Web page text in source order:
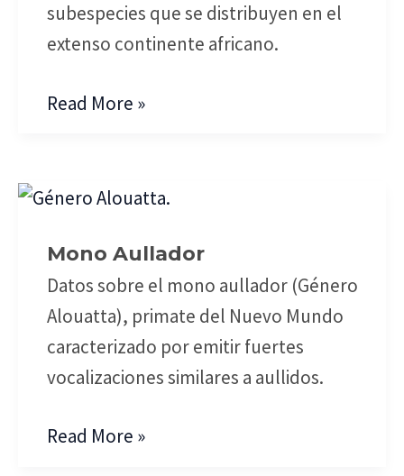
subespecies que se distribuyen en el
extenso continente africano.
Read More »
Mono Aullador
Datos sobre el mono aullador (Género
Alouatta), primate del Nuevo Mundo
caracterizado por emitir fuertes
vocalizaciones similares a aullidos.
Mono
Read More »